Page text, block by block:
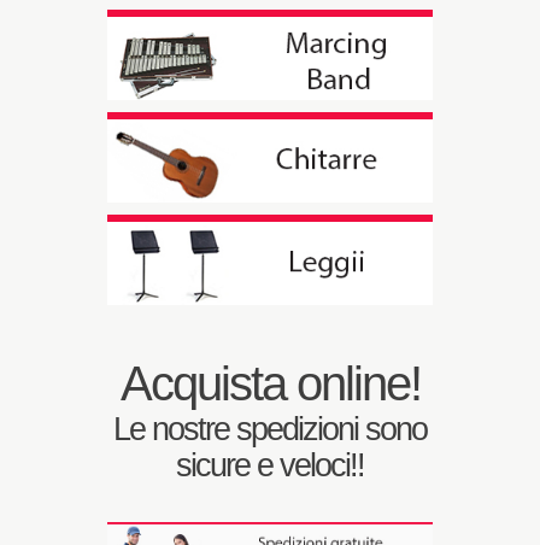
Acquista online!
Le nostre spedizioni sono
sicure e veloci!!